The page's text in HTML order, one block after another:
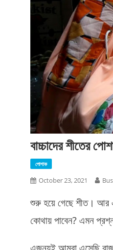
বাচ্চাদের শীতের
পোশাক
October 23, 2021
শুরু হয়ে গেছে শীত। আর
কোথায় পাবেন? এমন